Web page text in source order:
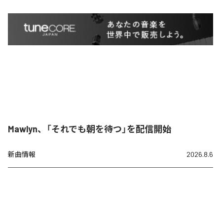
Mawlyn、「それでも朝を待つ」を配信開始
新曲情報 2026.8.6